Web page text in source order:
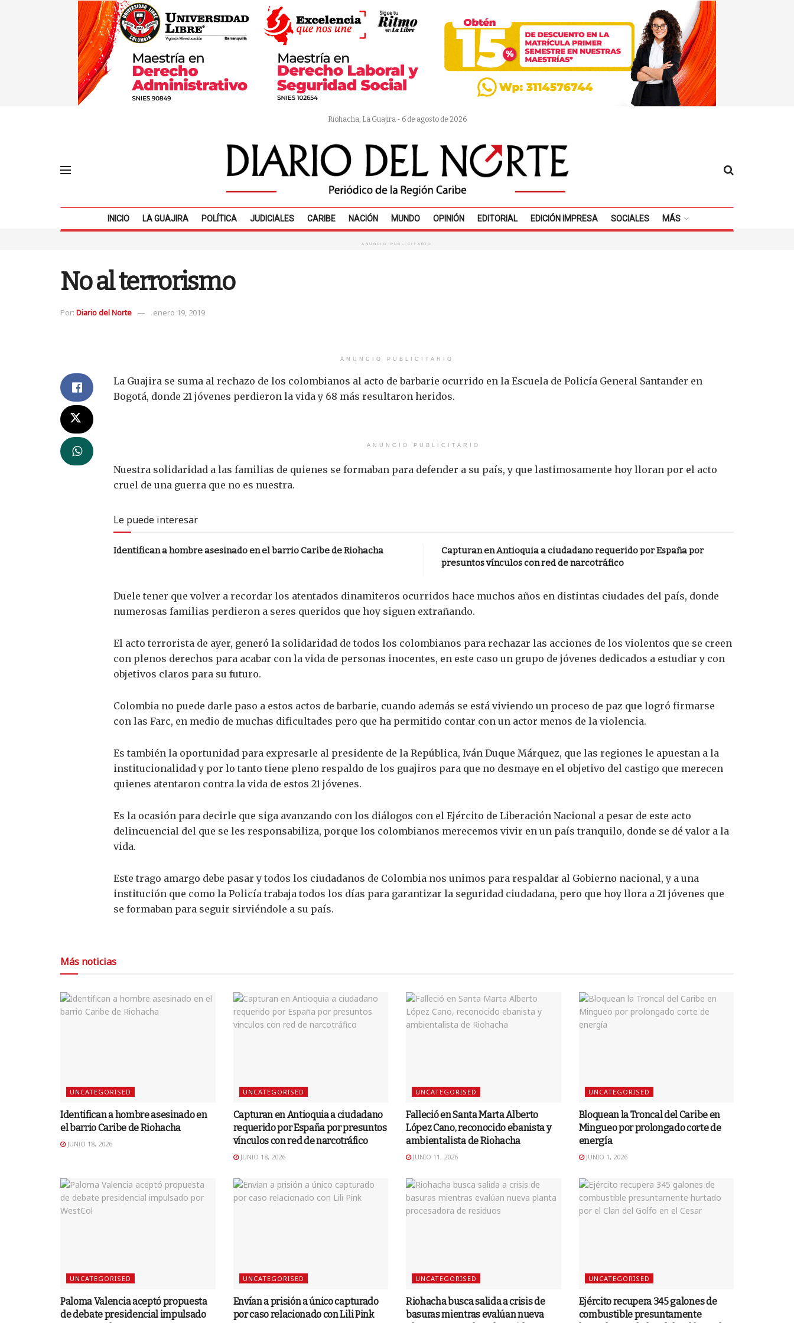
Riohacha, La Guajira - 6 de agosto de 2026
INICIO LA GUAJIRA POLÍTICA JUDICIALES CARIBE NACIÓN MUNDO OPINIÓN EDITORIAL EDICIÓN IMPRESA SOCIALES MÁS
ANUNCIO PUBLICITARIO
No al terrorismo
Por: Diario del Norte enero 19, 2019
ANUNCIO PUBLICITARIO
La Guajira se suma al rechazo de los colombianos al acto de barbarie ocurrido en la Escuela de Policía General Santander en
Bogotá, donde 21 jóvenes perdieron la vida y 68 más resultaron heridos.
ANUNCIO PUBLICITARIO
Nuestra solidaridad a las familias de quienes se formaban para defender a su país, y que lastimosamente hoy lloran por el acto
cruel de una guerra que no es nuestra.
Le puede interesar
Identifican a hombre asesinado en el barrio Caribe de Riohacha
Capturan en Antioquia a ciudadano requerido por España por
presuntos vínculos con red de narcotráfico
Duele tener que volver a recordar los atentados dinamiteros ocurridos hace muchos años en distintas ciudades del país, donde
numerosas familias perdieron a seres queridos que hoy siguen extrañando.
El acto terrorista de ayer, generó la solidaridad de todos los colombianos para rechazar las acciones de los violentos que se creen
con plenos derechos para acabar con la vida de personas inocentes, en este caso un grupo de jóvenes dedicados a estudiar y con
objetivos claros para su futuro.
Colombia no puede darle paso a estos actos de barbarie, cuando además se está viviendo un proceso de paz que logró firmarse
con las Farc, en medio de muchas dificultades pero que ha permitido contar con un actor menos de la violencia.
Es también la oportunidad para expresarle al presidente de la República, Iván Duque Márquez, que las regiones le apuestan a la
institucionalidad y por lo tanto tiene pleno respaldo de los guajiros para que no desmaye en el objetivo del castigo que merecen
quienes atentaron contra la vida de estos 21 jóvenes.
Es la ocasión para decirle que siga avanzando con los diálogos con el Ejército de Liberación Nacional a pesar de este acto
delincuencial del que se les responsabiliza, porque los colombianos merecemos vivir en un país tranquilo, donde se dé valor a la
vida.
Este trago amargo debe pasar y todos los ciudadanos de Colombia nos unimos para respaldar al Gobierno nacional, y a una
institución que como la Policía trabaja todos los días para garantizar la seguridad ciudadana, pero que hoy llora a 21 jóvenes que
se formaban para seguir sirviéndole a su país.
Más noticias
UNCATEGORISED
Identifican a hombre asesinado en
el barrio Caribe de Riohacha
JUNIO 18, 2026
UNCATEGORISED
Capturan en Antioquia a ciudadano
requerido por España por presuntos
vínculos con red de narcotráfico
JUNIO 18, 2026
UNCATEGORISED
Falleció en Santa Marta Alberto
López Cano, reconocido ebanista y
ambientalista de Riohacha
JUNIO 11, 2026
UNCATEGORISED
Bloquean la Troncal del Caribe en
Mingueo por prolongado corte de
energía
JUNIO 1, 2026
UNCATEGORISED
Paloma Valencia aceptó propuesta
de debate presidencial impulsado
UNCATEGORISED
Envían a prisión a único capturado
por caso relacionado con Lili Pink
UNCATEGORISED
Riohacha busca salida a crisis de
basuras mientras evalúan nueva
UNCATEGORISED
Ejército recupera 345 galones de
combustible presuntamente